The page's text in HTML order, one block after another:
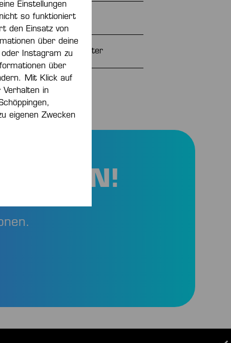
PLAYER
100 % Polyester
Einstellungen
so funktioniert
den Einsatz von
über deine
Instagram zu
über
Mit Klick auf
Verhalten in
eigenen Zwecken